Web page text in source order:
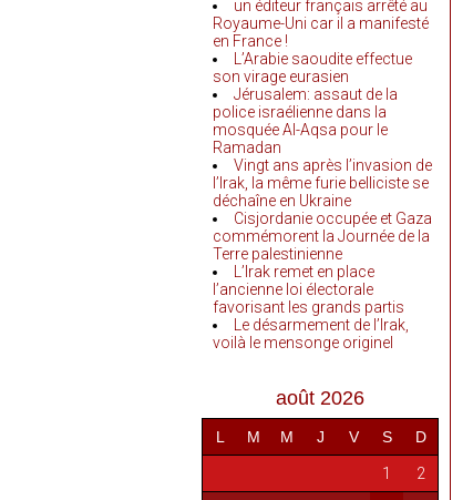
un éditeur français arrêté au
Royaume-Uni car il a manifesté
en France !
L’Arabie saoudite effectue
son virage eurasien
Jérusalem: assaut de la
police israélienne dans la
mosquée Al-Aqsa pour le
Ramadan
Vingt ans après l’invasion de
l’Irak, la même furie belliciste se
déchaîne en Ukraine
Cisjordanie occupée et Gaza
commémorent la Journée de la
Terre palestinienne
L’Irak remet en place
l’ancienne loi électorale
favorisant les grands partis
Le désarmement de l’Irak,
voilà le mensonge originel
août 2026
L M M J V S D
1 2